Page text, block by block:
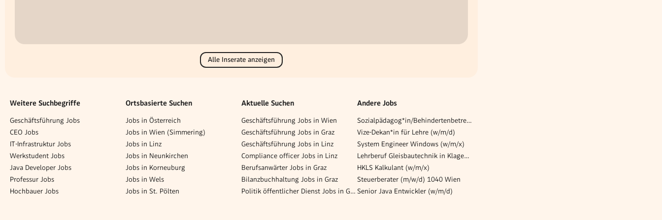
Alle Inserate anzeigen
Weitere Suchbegriffe
Geschäftsführung Jobs
CEO Jobs
IT-Infrastruktur Jobs
Werkstudent Jobs
Java Developer Jobs
Professur Jobs
Hochbauer Jobs
Ortsbasierte Suchen
Jobs in Österreich
Jobs in Wien (Simmering)
Jobs in Linz
Jobs in Neunkirchen
Jobs in Korneuburg
Jobs in Wels
Jobs in St. Pölten
Aktuelle Suchen
Geschäftsführung Jobs in Wien
Geschäftsführung Jobs in Graz
Geschäftsführung Jobs in Linz
Compliance officer Jobs in Linz
Berufsanwärter Jobs in Graz
Bilanzbuchhaltung Jobs in Graz
Politik öffentlicher Dienst Jobs in Graz
Andere Jobs
Sozialpädagog*in/Behindertenbetreuer*in | WG 2 Hyazinthengasse
Vize-Dekan*in für Lehre (w/m/d)
System Engineer Windows (w/m/x)
Lehrberuf Gleisbautechnik in Klagenfurt
HKLS Kalkulant (w/m/x)
Steuerberater (m/w/d) 1040 Wien
Senior Java Entwickler (w/m/d)